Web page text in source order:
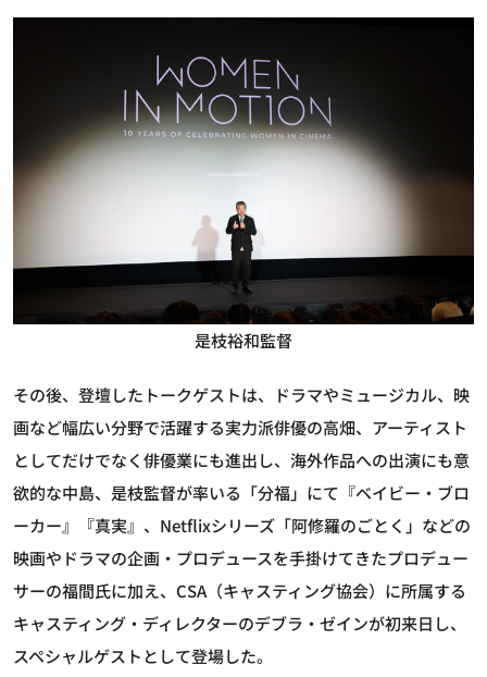
是枝裕和監督
その後、登壇したトークゲストは、ドラマやミュージカル、映
画など幅広い分野で活躍する実力派俳優の高畑、アーティスト
としてだけでなく俳優業にも進出し、海外作品への出演にも意
欲的な中島、是枝監督が率いる「分福」にて『ベイビー・ブロ
ーカー』『真実』、Netflixシリーズ「阿修羅のごとく」などの
映画やドラマの企画・プロデュースを手掛けてきたプロデュー
サーの福間氏に加え、CSA（キャスティング協会）に所属する
キャスティング・ディレクターのデブラ・ゼインが初来日し、
スペシャルゲストとして登場した。